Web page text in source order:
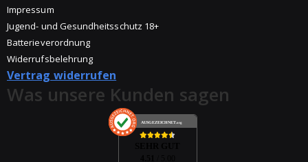
Impressum
Jugend- und Gesundheitsschutz 18+
Batterieverordnung
Widerrufsbelehrung
Vertrag widerrufen
Was unsere Kunden sagen
AUSGEZEICHNET.org